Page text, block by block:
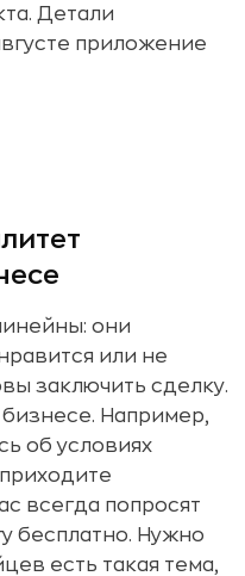
Детали
приложение
они
или не
заключить сделку.
Например,
об условиях
всегда попросят
бесплатно. Нужно
есть такая тема,